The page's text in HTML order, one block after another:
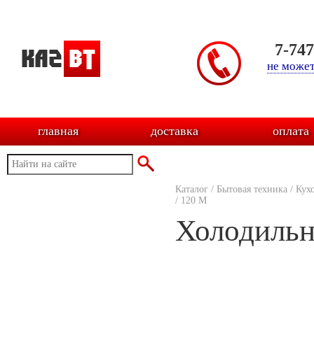
7-
не
главная доставка оплата
Каталог / Бытовая техника /
/ 120 М